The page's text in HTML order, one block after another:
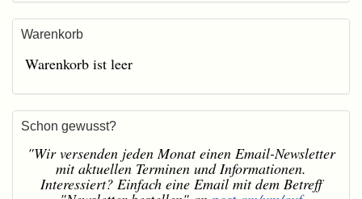
Warenkorb
Warenkorb ist leer
Schon gewusst?
"Wir versenden jeden Monat einen Email-Newsletter
mit aktuellen Terminen und Informationen.
Interessiert? Einfach eine Email mit dem Betreff